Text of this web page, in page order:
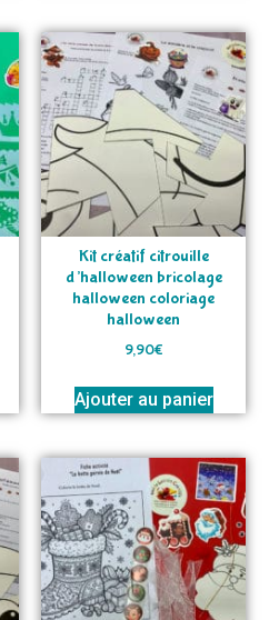
Kit créatif citrouille
d’halloween bricolage
halloween coloriage
halloween
9,90€
Ajouter au panier